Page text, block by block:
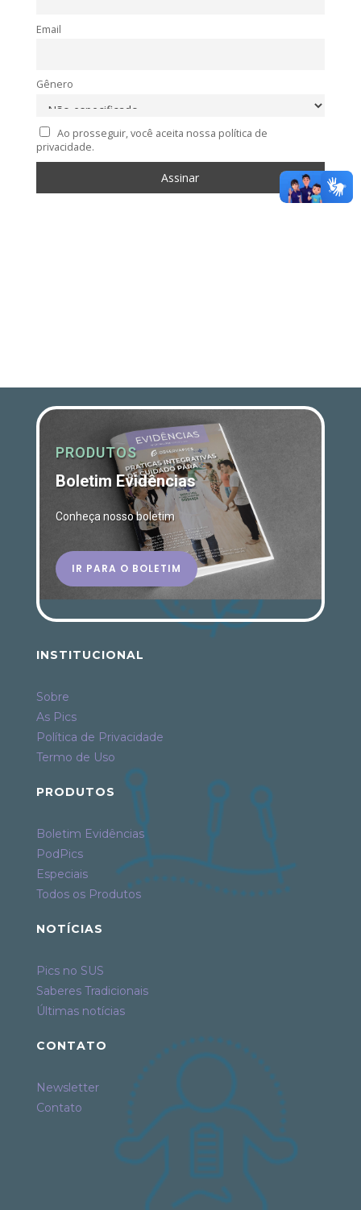
Email
Gênero
Ao prosseguir, você aceita nossa política de
privacidade.
PRODUTOS
Boletim Evidências
Conheça nosso boletim
IR PARA O BOLETIM
INSTITUCIONAL
Sobre
As Pics
Política de Privacidade
Termo de Uso
PRODUTOS
Boletim Evidências
PodPics
Especiais
Todos os Produtos
NOTÍCIAS
Pics no SUS
Saberes Tradicionais
Últimas notícias
CONTATO
Newsletter
Contato